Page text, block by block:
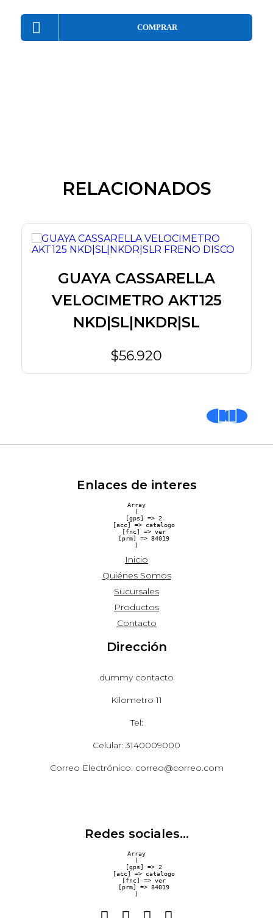
COMPRAR
RELACIONADOS
GUAYA CASSARELLA
VELOCIMETRO AKT125
NKD|SL|NKDR|SL
$56.920
Enlaces de interes
Array
(
    [gps] => 2
    [acc] => catalogo
    [fnc] => ver
    [prm] => 84019
Inicio
Quiénes Somos
Sucursales
Productos
Contacto
Dirección
dummy contacto
Kilometro 11
Tel:
Celular: 3140009000
Correo Electrónico: correo@correo.com
Redes sociales...
Array
(
    [gps] => 2
    [acc] => catalogo
    [fnc] => ver
    [prm] => 84019